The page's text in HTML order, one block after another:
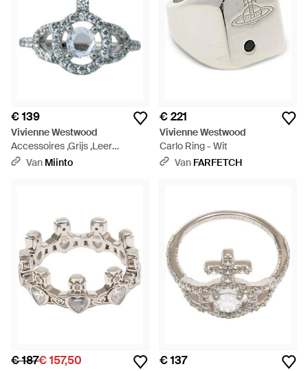
€ 139
Vivienne Westwood
Accessoires ,Grijs ,Leer
Olympia Ring - Wit
Van Miinto
€ 221
Vivienne Westwood
Carlo Ring - Wit
Van FARFETCH
€ 187€ 157,50 € 137